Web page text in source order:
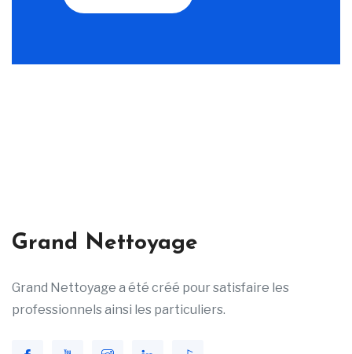
Grand Nettoyage
Grand Nettoyage a été créé pour satisfaire les
professionnels ainsi les particuliers.